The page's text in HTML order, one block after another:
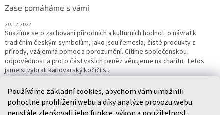
Používáme základní cookies, abychom Vám umožnili
pohodlné prohlížení webu a díky analýze provozu webu
Zase pomáháme s vámi
20.12.2022
Snažíme se o zachování přírodních a kulturních hodnot, o návrat k
tradičním českým symbolům, jako jsou řemesla, čisté produkty z
přírody, vzájemná pomoc a porozumění. Cítíme společenskou
odpovědnost a proto část vašich peněz věnujeme na charitu. Letos
jsme si vybrali karlovarský kočičí s...
ARCHIV